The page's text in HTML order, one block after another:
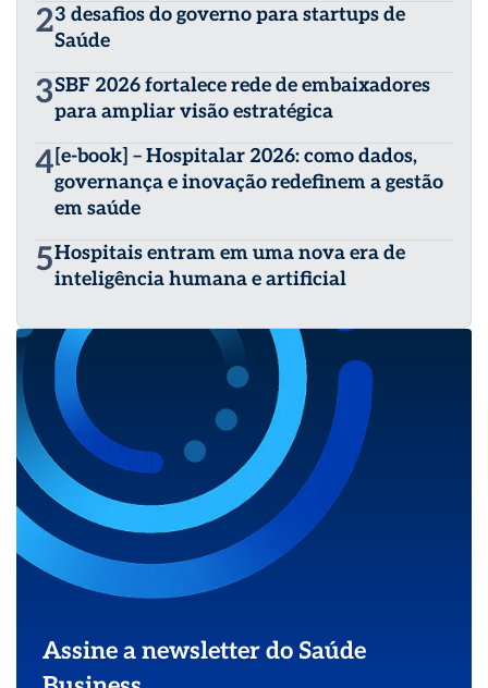
23 desafios do governo para startups de
Saúde
3SBF 2026 fortalece rede de embaixadores
para ampliar visão estratégica
4[e-book] – Hospitalar 2026: como dados,
governança e inovação redefinem a gestão
em saúde
5Hospitais entram em uma nova era de
inteligência humana e artificial
Assine a newsletter do Saúde